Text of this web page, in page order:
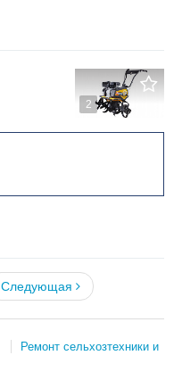
2
Следующая
Ремонт сельхозтехники и